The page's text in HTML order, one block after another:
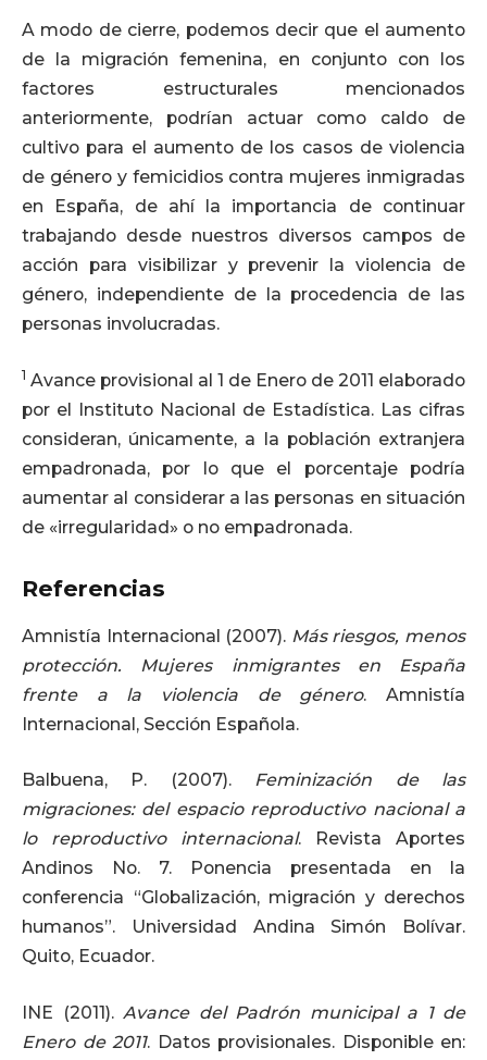
A modo de cierre, podemos decir que el aumento
de la migración femenina, en conjunto con los
factores estructurales mencionados
anteriormente, podrían actuar como caldo de
cultivo para el aumento de los casos de violencia
de género y femicidios contra mujeres inmigradas
en España, de ahí la importancia de continuar
trabajando desde nuestros diversos campos de
acción para visibilizar y prevenir la violencia de
género, independiente de la procedencia de las
personas involucradas.
1 Avance provisional al 1 de Enero de 2011 elaborado
por el Instituto Nacional de Estadística. Las cifras
consideran, únicamente, a la población extranjera
empadronada, por lo que el porcentaje podría
aumentar al considerar a las personas en situación
de «irregularidad» o no empadronada.
Referencias
Amnistía Internacional (2007). Más riesgos, menos
protección. Mujeres inmigrantes en España
frente a la violencia de género. Amnistía
Internacional, Sección Española.
Balbuena, P. (2007). Feminización de las
migraciones: del espacio reproductivo nacional a
lo reproductivo internacional. Revista Aportes
Andinos No. 7. Ponencia presentada en la
conferencia “Globalización, migración y derechos
humanos”. Universidad Andina Simón Bolívar.
Quito, Ecuador.
INE (2011). Avance del Padrón municipal a 1 de
Enero de 2011. Datos provisionales. Disponible en: